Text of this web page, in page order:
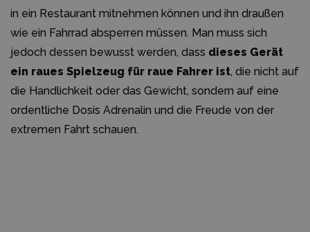
in ein Restaurant mitnehmen können und ihn draußen
wie ein Fahrrad absperren müssen. Man muss sich
jedoch dessen bewusst werden, dass dieses Gerät
ein raues Spielzeug für raue Fahrer ist, die nicht auf
die Handlichkeit oder das Gewicht, sondern auf eine
ordentliche Dosis Adrenalin und die Freude von der
extremen Fahrt schauen.